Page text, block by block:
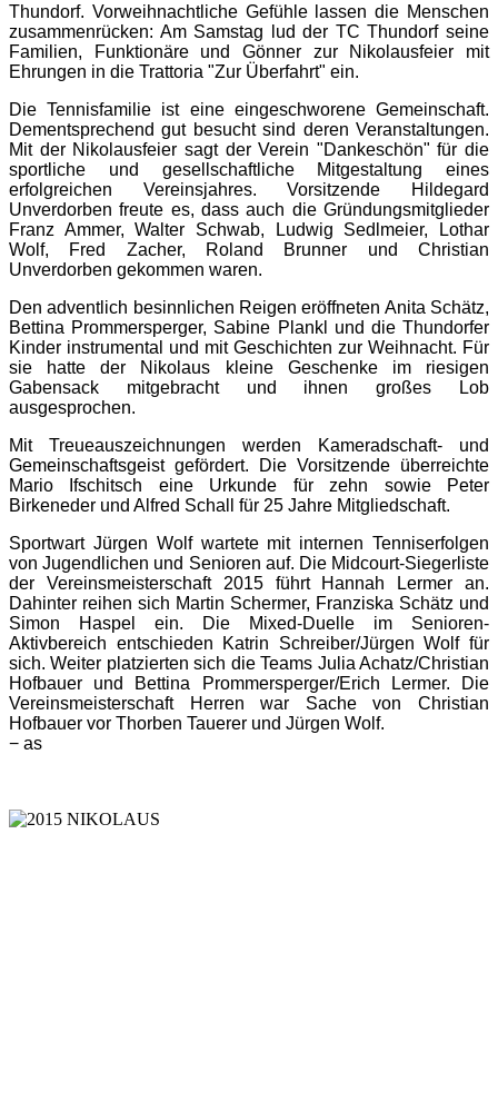
Thundorf. Vorweihnachtliche Gefühle lassen die Menschen
zusammenrücken: Am Samstag lud der TC Thundorf seine
Familien, Funktionäre und Gönner zur Nikolausfeier mit
Ehrungen in die Trattoria "Zur Überfahrt" ein.
Die Tennisfamilie ist eine eingeschworene Gemeinschaft.
Dementsprechend gut besucht sind deren Veranstaltungen.
Mit der Nikolausfeier sagt der Verein "Dankeschön" für die
sportliche und gesellschaftliche Mitgestaltung eines
erfolgreichen Vereinsjahres. Vorsitzende Hildegard
Unverdorben freute es, dass auch die Gründungsmitglieder
Franz Ammer, Walter Schwab, Ludwig Sedlmeier, Lothar
Wolf, Fred Zacher, Roland Brunner und Christian
Unverdorben gekommen waren.
Den adventlich besinnlichen Reigen eröffneten Anita Schätz,
Bettina Prommersperger, Sabine Plankl und die Thundorfer
Kinder instrumental und mit Geschichten zur Weihnacht. Für
sie hatte der Nikolaus kleine Geschenke im riesigen
Gabensack mitgebracht und ihnen großes Lob
ausgesprochen.
Mit Treueauszeichnungen werden Kameradschaft- und
Gemeinschaftsgeist gefördert. Die Vorsitzende überreichte
Mario Ifschitsch eine Urkunde für zehn sowie Peter
Birkeneder und Alfred Schall für 25 Jahre Mitgliedschaft.
Sportwart Jürgen Wolf wartete mit internen Tenniserfolgen
von Jugendlichen und Senioren auf. Die Midcourt-Siegerliste
der Vereinsmeisterschaft 2015 führt Hannah Lermer an.
Dahinter reihen sich Martin Schermer, Franziska Schätz und
Simon Haspel ein. Die Mixed-Duelle im Senioren-
Aktivbereich entschieden Katrin Schreiber/Jürgen Wolf für
sich. Weiter platzierten sich die Teams Julia Achatz/Christian
Hofbauer und Bettina Prommersperger/Erich Lermer. Die
Vereinsmeisterschaft Herren war Sache von Christian
Hofbauer vor Thorben Tauerer und Jürgen Wolf.
− as